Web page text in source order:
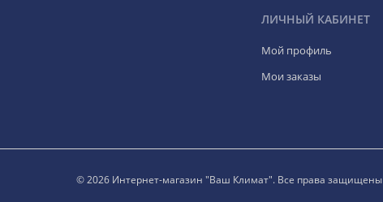
ЛИЧНЫЙ КАБИНЕТ
Мой профиль
Мои заказы
© 2026 Интернет-магазин "Ваш Климат". Все права защищены